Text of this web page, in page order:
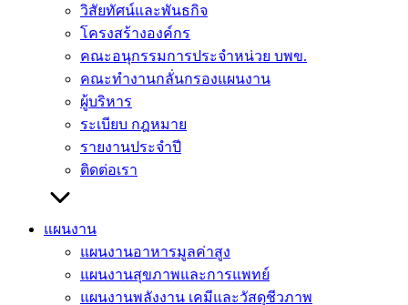
วิสัยทัศน์และพันธกิจ
โครงสร้างองค์กร
คณะอนุกรรมการประจำหน่วย บพข.
คณะทำงานกลั่นกรองแผนงาน
ผู้บริหาร
ระเบียบ กฎหมาย
รายงานประจำปี
ติดต่อเรา
แผนงาน
แผนงานอาหารมูลค่าสูง
แผนงานสุขภาพและการแพทย์
แผนงานพลังงาน เคมีและวัสดุชีวภาพ